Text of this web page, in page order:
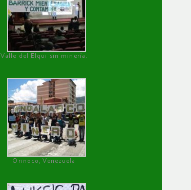
Valle del Elqui sin minería.
Orinoco, Venezuela